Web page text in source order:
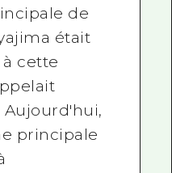
de
était
cette
principale